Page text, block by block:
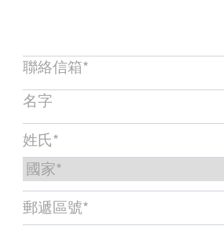
關於柏朗豪斯特
聯絡我們